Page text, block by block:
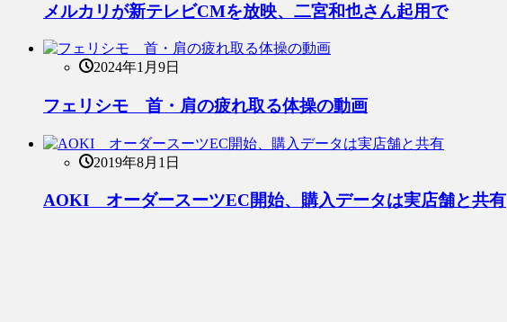
メルカリが新テレビCMを放映、二宮和也さん起用で
2024年1月9日
フェリシモ 首・肩の疲れ取る体操の動画
2019年8月1日
AOKI オーダースーツEC開始、購入データは実店舗と共有